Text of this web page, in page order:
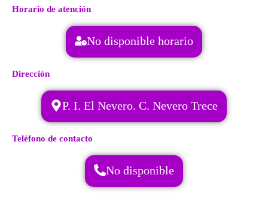
Horario de atención
No disponible horario
Dirección
P. I. El Nevero. C. Nevero Trece
Teléfono de contacto
No disponible